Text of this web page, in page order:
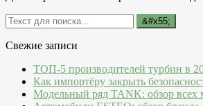
Свежие записи
ТОП-5 производителей турбин в
Как импортёру закрыть
Модельный ряд TANK: обзор всех